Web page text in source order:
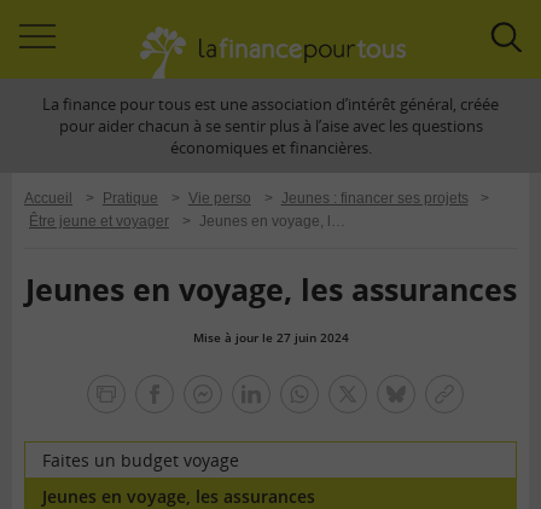
àLa finance pour tous est une association d’intérêt général, créée
pour aider chacun à se sentir plus à l’aise avec les questions
économiques et financières.
Accueil > Pratique > Vie perso > Jeunes : financer ses projets
>
Être jeune et voyager
> Jeunes en voyage, les assurances
Jeunes en voyage, les assurances
Mise à jour le 27 juin 2024
tous
Faites un budget voyage
Jeunes en voyage, les assurances